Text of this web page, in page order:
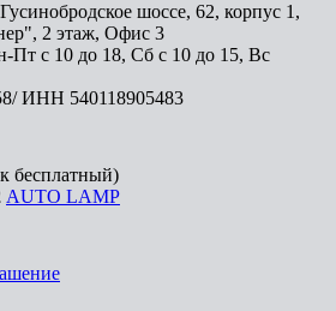
Гусинобродское шоссе, 62, корпус 1,
2 этаж, Офис 3
Пт с 10 до 18, Сб с 10 до 15, Вс
ИНН 540118905483
бесплатный)
AUTO LAMP